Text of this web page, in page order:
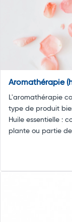
Aromathérapie
L'aromathérapie
type de produit
Huile essentielle :
plante ou partie de